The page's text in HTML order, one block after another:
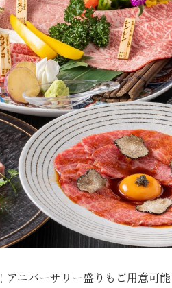
アニバーサリー盛りもご用意可能